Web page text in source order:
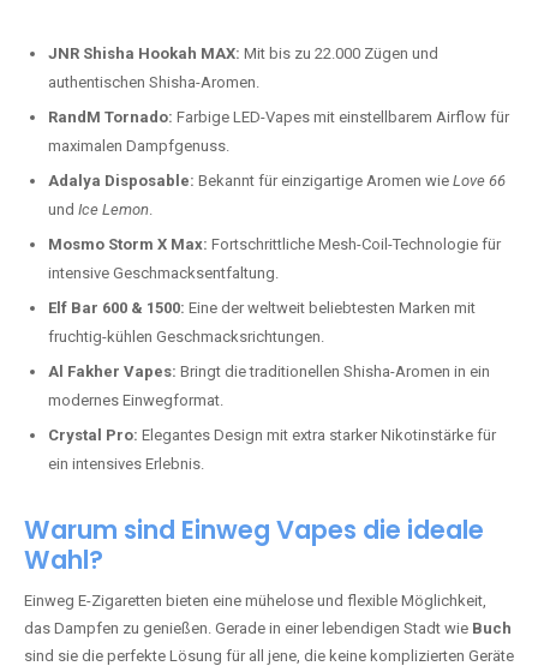
JNR Shisha Hookah MAX: Mit bis zu 22.000 Zügen und
authentischen Shisha-Aromen.
RandM Tornado: Farbige LED-Vapes mit einstellbarem Airflow für
maximalen Dampfgenuss.
Adalya Disposable: Bekannt für einzigartige Aromen wie Love 66
und Ice Lemon.
Mosmo Storm X Max: Fortschrittliche Mesh-Coil-Technologie für
intensive Geschmacksentfaltung.
Elf Bar 600 & 1500: Eine der weltweit beliebtesten Marken mit
fruchtig-kühlen Geschmacksrichtungen.
Al Fakher Vapes: Bringt die traditionellen Shisha-Aromen in ein
modernes Einwegformat.
Crystal Pro: Elegantes Design mit extra starker Nikotinstärke für
ein intensives Erlebnis.
Warum sind Einweg Vapes die ideale
Wahl?
Einweg E-Zigaretten bieten eine mühelose und flexible Möglichkeit,
das Dampfen zu genießen. Gerade in einer lebendigen Stadt wie Buch
sind sie die perfekte Lösung für all jene, die keine komplizierten Geräte